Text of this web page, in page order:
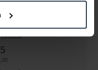
Serie (LP_E6)